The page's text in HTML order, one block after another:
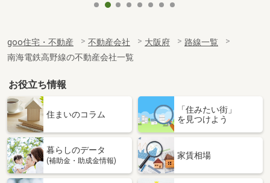
goo住宅・不動産 不動産会社 大阪府
路線一覧
南海電鉄高野線の不動産会社一覧
お役立ち情報
住まいのコラム
「住みたい街」
を見つけよう
暮らしのデータ
(補助金・助成金情報)
家賃相場